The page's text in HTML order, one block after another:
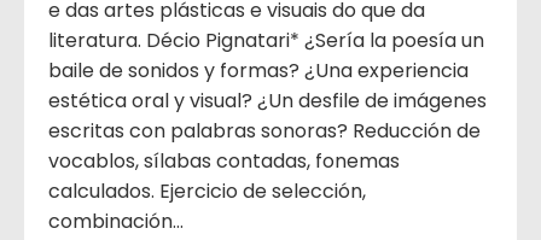
e das artes plásticas e visuais do que da
literatura. Décio Pignatari* ¿Sería la poesía un
baile de sonidos y formas? ¿Una experiencia
estética oral y visual? ¿Un desfile de imágenes
escritas con palabras sonoras? Reducción de
vocablos, sílabas contadas, fonemas
calculados. Ejercicio de selección,
combinación...